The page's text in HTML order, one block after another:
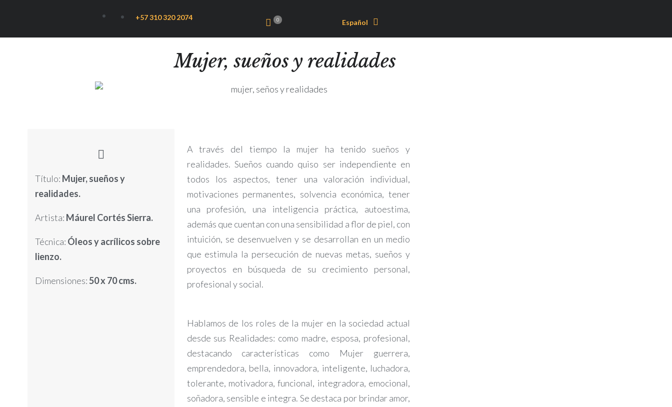
+57 310 320 2074 0 Español
Mujer, sueños y realidades
Título: Mujer, sueños y
realidades.
Artista: Máurel Cortés Sierra.
Técnica: Óleos y acrílicos sobre
lienzo.
Dimensiones:50 x 70 cms.
A través del tiempo la mujer ha tenido sueños y
realidades. Sueños cuando quiso ser independiente en
todos los aspectos, tener una valoración individual,
motivaciones permanentes, solvencia económica, tener
una profesión, una inteligencia práctica, autoestima,
además que cuentan con una sensibilidad a flor de piel, con
intuición, se desenvuelven y se desarrollan en un medio
que estimula la persecución de nuevas metas, sueños y
proyectos en búsqueda de su crecimiento personal,
profesional y social.
Hablamos de los roles de la mujer en la sociedad actual
desde sus Realidades: como madre, esposa, profesional,
destacando características como Mujer guerrera,
emprendedora, bella, innovadora, inteligente, luchadora,
tolerante, motivadora, funcional, integradora, emocional,
soñadora, sensible e integra. Se destaca por brindar amor,